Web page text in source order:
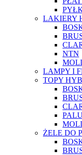
LAKIERY
NTN
LAMPY I
TOPY
ŻELE DO